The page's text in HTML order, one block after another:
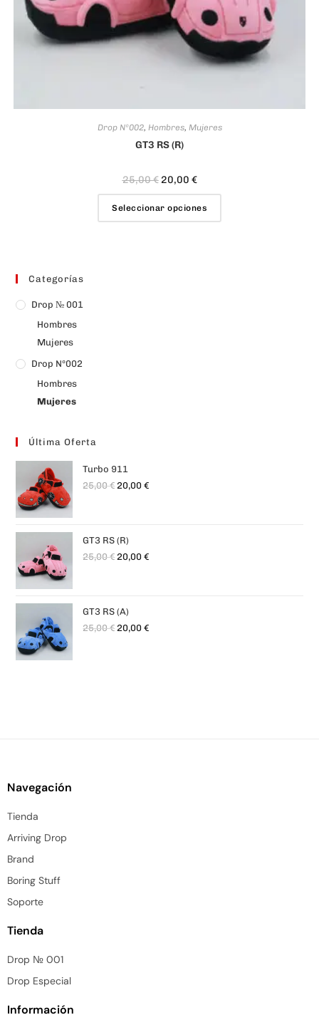
Drop Nº002, Hombres, Mujeres
GT3 RS (R)
25,00€ 20,00 €
Seleccionar opciones
Categorías
Drop № 001
Hombres
Mujeres
Drop Nº002
Hombres
Mujeres
Última Oferta
Turbo 911
25,00€ 20,00€
GT3 RS (R)
25,00€ 20,00€
GT3 RS (A)
25,00€ 20,00€
Navegación
Tienda
Arriving Drop
Brand
Boring Stuff
Soporte
Tienda
Drop № 001
Drop Especial
Información